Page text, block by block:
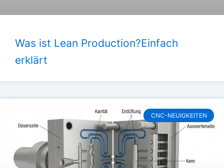
Was ist Lean Production?Einfach
erklärt
CNC-NEUIGKEITEN